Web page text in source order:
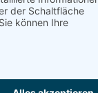
am
die je nach
alle, die im